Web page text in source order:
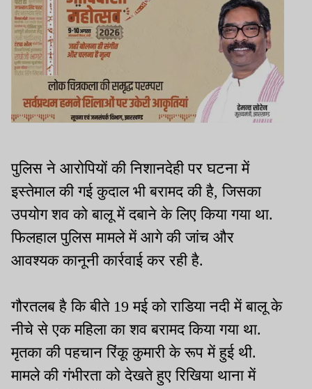
पुलिस ने आरोपियों की निशानदेही पर घटना में
इस्तेमाल की गई कुदाल भी बरामद की है, जिसका
उपयोग शव को बालू में दबाने के लिए किया गया था.
फिलहाल पुलिस मामले में आगे की जांच और
आवश्यक कानूनी कार्रवाई कर रही है.
गौरतलब है कि बीते 19 मई को राडिया नदी में बालू के
नीचे से एक महिला का शव बरामद किया गया था.
मृतका की पहचान रिंकू कुमारी के रूप में हुई थी.
मामले की गंभीरता को देखते हुए रिखिया थाना में